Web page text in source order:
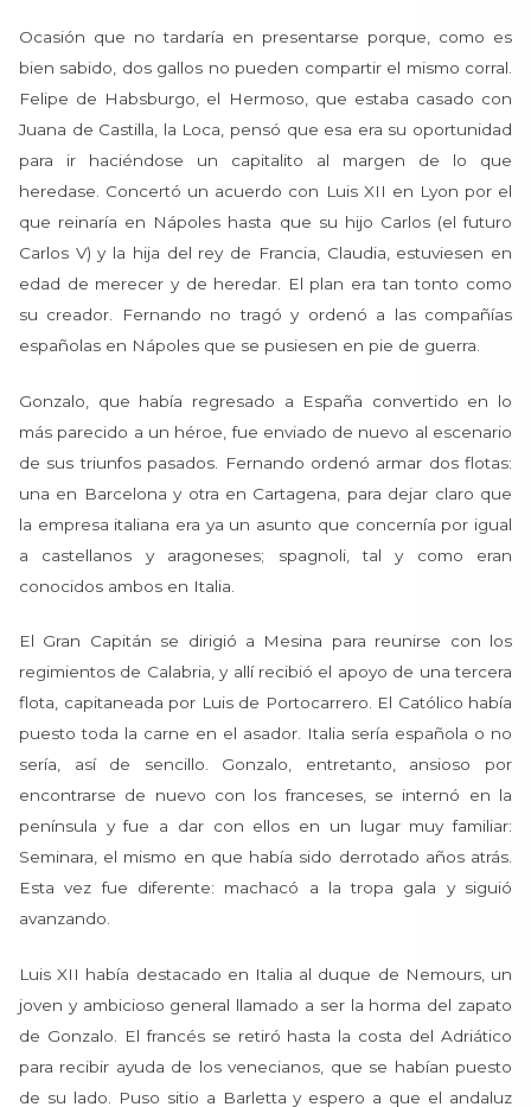
Ocasión que no tardaría en presentarse porque, como es
bien sabido, dos gallos no pueden compartir el mismo corral.
Felipe de Habsburgo, el Hermoso, que estaba casado con
Juana de Castilla, la Loca, pensó que esa era su oportunidad
para ir haciéndose un capitalito al margen de lo que
heredase. Concertó un acuerdo con Luis XII en Lyon por el
que reinaría en Nápoles hasta que su hijo Carlos (el futuro
Carlos V) y la hija del rey de Francia, Claudia, estuviesen en
edad de merecer y de heredar. El plan era tan tonto como
su creador. Fernando no tragó y ordenó a las compañías
españolas en Nápoles que se pusiesen en pie de guerra.
Gonzalo, que había regresado a España convertido en lo
más parecido a un héroe, fue enviado de nuevo al escenario
de sus triunfos pasados. Fernando ordenó armar dos flotas:
una en Barcelona y otra en Cartagena, para dejar claro que
la empresa italiana era ya un asunto que concernía por igual
a castellanos y aragoneses; spagnoli, tal y como eran
conocidos ambos en Italia.
El Gran Capitán se dirigió a Mesina para reunirse con los
regimientos de Calabria, y allí recibió el apoyo de una tercera
flota, capitaneada por Luis de Portocarrero. El Católico había
puesto toda la carne en el asador. Italia sería española o no
sería, así de sencillo. Gonzalo, entretanto, ansioso por
encontrarse de nuevo con los franceses, se internó en la
península y fue a dar con ellos en un lugar muy familiar:
Seminara, el mismo en que había sido derrotado años atrás.
Esta vez fue diferente: machacó a la tropa gala y siguió
avanzando.
Luis XII había destacado en Italia al duque de Nemours, un
joven y ambicioso general llamado a ser la horma del zapato
de Gonzalo. El francés se retiró hasta la costa del Adriático
para recibir ayuda de los venecianos, que se habían puesto
de su lado. Puso sitio a Barletta y espero a que el andaluz